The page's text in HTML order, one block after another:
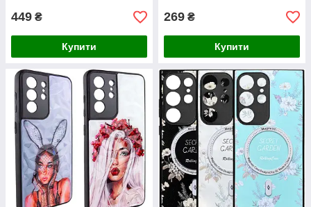
449 ₴
Купити
269 ₴
Купити